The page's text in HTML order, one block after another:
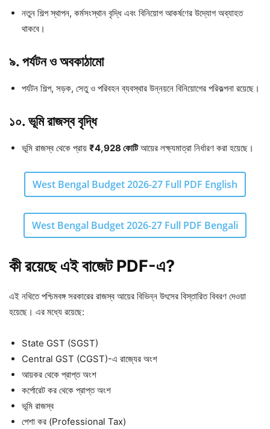
নতুন শিল্প স্থাপন, কর্মসংস্থান বৃদ্ধি এবং বিনিয়োগ আকর্ষণের উদ্যোগ অব্যাহত
থাকবে।
৯. পর্যটন ও অবকাঠামো
পর্যটন শিল্প, সড়ক, সেতু ও পরিবহন ব্যবস্থার উন্নয়নে বিনিয়োগের পরিকল্পনা রয়েছে।
১০. ভূমি রাজস্ব বৃদ্ধি
ভূমি রাজস্ব থেকে প্রায় ₹4,928 কোটিআয়ের লক্ষ্যমাত্রা নির্ধারণ করা হয়েছে।
West Bengal Budget 2026-27 Full PDF English
West Bengal Budget 2026-27 Full PDF Bengali
কী রয়েছে এই বাজেট PDF-এ?
এই নথিতে পশ্চিমবঙ্গ সরকারের রাজস্ব আয়ের বিভিন্ন উৎসের বিস্তারিত বিবরণ দেওয়া
হয়েছে। এর মধ্যে রয়েছে:
State GST (SGST)
Central GST (CGST)-এ রাজ্যের অংশ
আয়কর থেকে প্রাপ্ত অংশ
কর্পোরেট কর থেকে প্রাপ্ত অংশ
ভূমি রাজস্ব
পেশা কর (Professional Tax)